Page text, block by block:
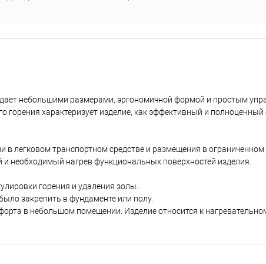
небольшими размерами, эргономичной формой и простым
характеризует изделие, как эффективный и
легковом транспортном средстве и размещения в ограниченном
необходимый нагрев функциональных поверхностей изделия.
горения и удаления золы.
закрепить в фундаменте или полу.
в небольшом помещении. Изделие относится к